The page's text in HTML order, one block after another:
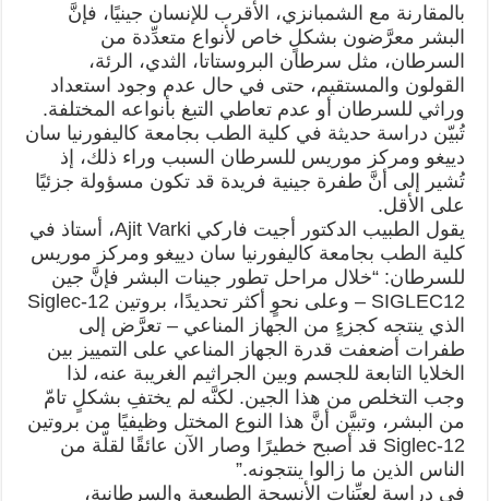
بالمقارنة مع الشمبانزي، الأقرب للإنسان جينيًا، فإنَّ
البشر معرَّضون بشكلٍ خاص لأنواع متعدِّدة من
السرطان، مثل سرطان البروستاتا، الثدي، الرئة،
القولون والمستقيم، حتى في حال عدم وجود استعداد
وراثي للسرطان أو عدم تعاطي التبغ بأنواعه المختلفة.
تُبيّن دراسة حديثة في كلية الطب بجامعة كاليفورنيا سان
دييغو ومركز موريس للسرطان السبب وراء ذلك، إذ
تُشير إلى أنَّ طفرة جينية فريدة قد تكون مسؤولة جزئيًا
على الأقل.
يقول الطبيب الدكتور أجيت فاركي Ajit Varki، أستاذ في
كلية الطب بجامعة كاليفورنيا سان دييغو ومركز موريس
للسرطان: “خلال مراحل تطور جينات البشر فإنَّ جين
SIGLEC12 – وعلى نحوٍ أكثر تحديدًا، بروتين Siglec-12
الذي ينتجه كجزءٍ من الجهاز المناعي – تعرَّض إلى
طفرات أضعفت قدرة الجهاز المناعي على التمييز بين
الخلايا التابعة للجسم وبين الجراثيم الغريبة عنه، لذا
وجب التخلص من هذا الجين. لكنَّه لم يختفِ بشكلٍ تامّ
من البشر، وتبيَّن أنَّ هذا النوع المختل وظيفيًا من بروتين
Siglec-12 قد أصبح خطيرًا وصار الآن عائقًا لقلّة من
الناس الذين ما زالوا ينتجونه.”
في دراسة لعيِّنات الأنسجة الطبيعية والسرطانية،